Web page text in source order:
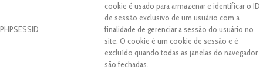
PHPSESSID
cookie é usado para armazenar e identificar o ID
de sessão exclusivo de um usuário com a
finalidade de gerenciar a sessão do usuário no
site. O cookie é um cookie de sessão e é
excluído quando todas as janelas do navegador
são fechadas.